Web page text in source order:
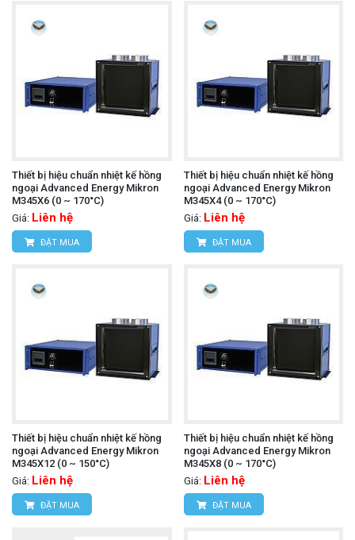
Thiết bị hiệu chuẩn nhiệt kế hồng
ngoại Advanced Energy Mikron
M345X6 (0 ~ 170°C)
Giá: Liên hệ
ĐẶT MUA
Thiết bị hiệu chuẩn nhiệt kế hồng
ngoại Advanced Energy Mikron
M345X4 (0 ~ 170°C)
Giá: Liên hệ
ĐẶT MUA
Thiết bị hiệu chuẩn nhiệt kế hồng
ngoại Advanced Energy Mikron
M345X12 (0 ~ 150°C)
Giá: Liên hệ
ĐẶT MUA
Thiết bị hiệu chuẩn nhiệt kế hồng
ngoại Advanced Energy Mikron
M345X8 (0 ~ 170°C)
Giá: Liên hệ
ĐẶT MUA